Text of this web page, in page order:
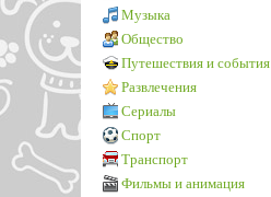
Музыка
Общество
Путешествия и события
Развлечения
Сериалы
Спорт
Транспорт
Фильмы и анимация